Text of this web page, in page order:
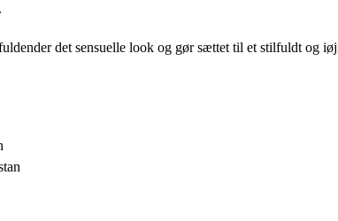
det sensuelle look og gør sættet til et stilfuldt og